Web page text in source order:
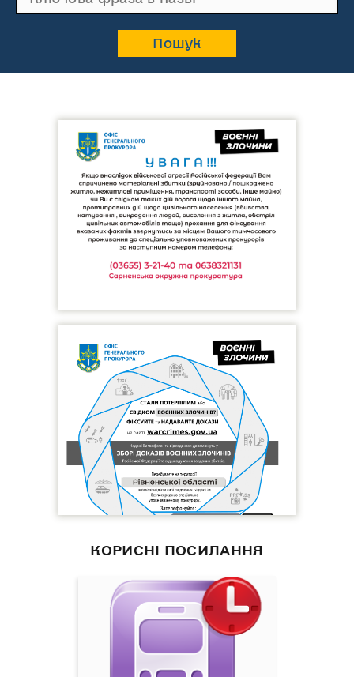
КОРИСНІ ПОСИЛАННЯ